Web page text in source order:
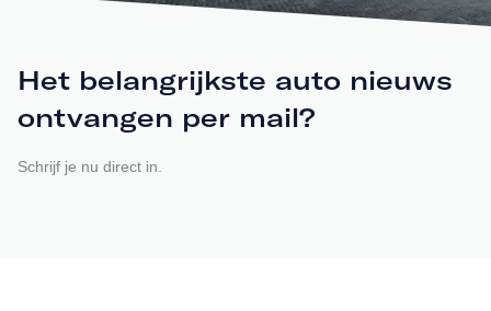
Het belangrijkste auto nieuws
ontvangen per mail?
Schrijf je nu direct in.